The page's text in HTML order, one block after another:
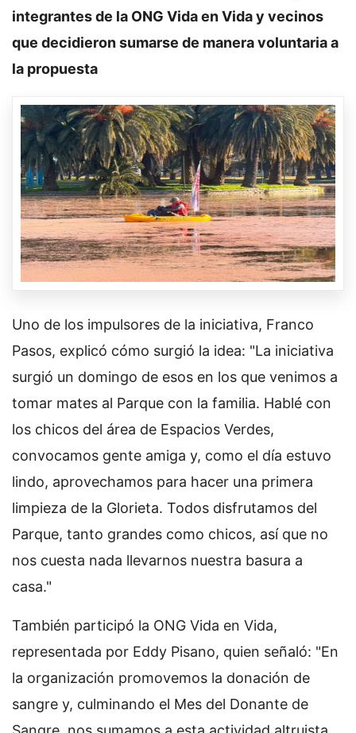
integrantes de la ONG Vida en Vida y vecinos
que decidieron sumarse de manera voluntaria a
la propuesta
Uno de los impulsores de la iniciativa, Franco
Pasos, explicó cómo surgió la idea: "La iniciativa
surgió un domingo de esos en los que venimos a
tomar mates al Parque con la familia. Hablé con
los chicos del área de Espacios Verdes,
convocamos gente amiga y, como el día estuvo
lindo, aprovechamos para hacer una primera
limpieza de la Glorieta. Todos disfrutamos del
Parque, tanto grandes como chicos, así que no
nos cuesta nada llevarnos nuestra basura a
casa."
También participó la ONG Vida en Vida,
representada por Eddy Pisano, quien señaló: "En
la organización promovemos la donación de
sangre y, culminando el Mes del Donante de